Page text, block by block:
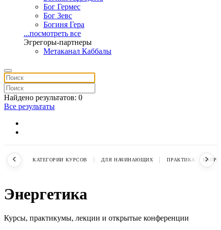
Бог Гермес
Бог Зевс
Богиня Гера
...посмотреть все
Эгрегоры-партнеры
Метаканал Каббалы
Найдено результатов: 0
Все результаты
‹ КАТЕГОРИИ КУРСОВ ДЛЯ НАЧИНАЮЩИХ ПРАКТИКА В ›
Энергетика
Курсы, практикумы, лекции и открытые конференции